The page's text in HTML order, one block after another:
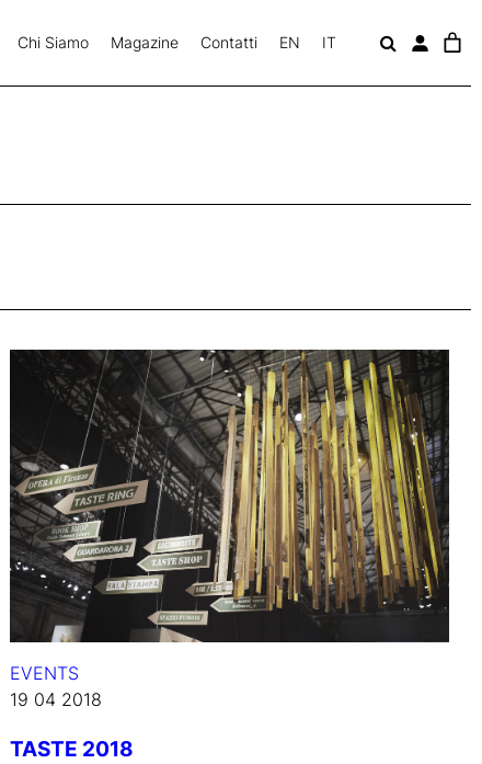
Chi Siamo Magazine Contatti EN IT
EVENTS
19 04 2018
TASTE 2018